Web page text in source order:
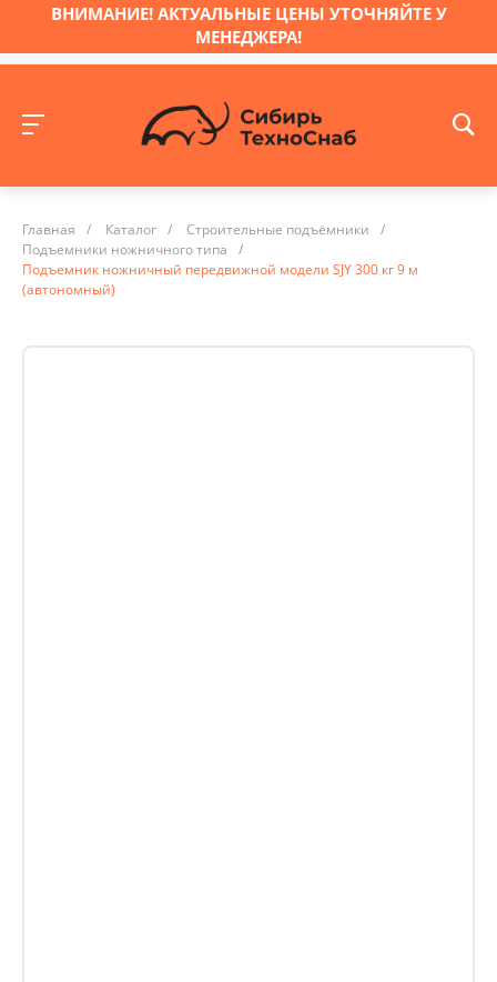
ВНИМАНИЕ! АКТУАЛЬНЫЕ ЦЕНЫ УТОЧНЯЙТЕ У
МЕНЕДЖЕРА!
Главная / Каталог / Строительные подъёмники
/
Подъемники ножничного типа
/
Подъемник ножничный передвижной модели SJY 300 кг 9 м
(автономный)